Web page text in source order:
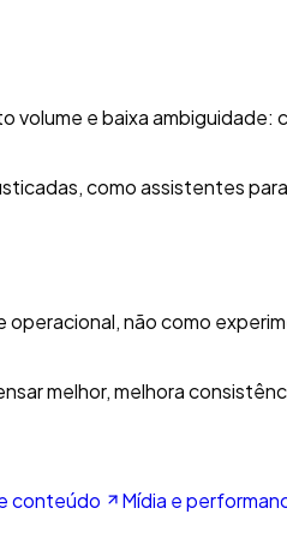
e baixa
como assistentes
não como
melhor, melhora
conteúdo Mídia e